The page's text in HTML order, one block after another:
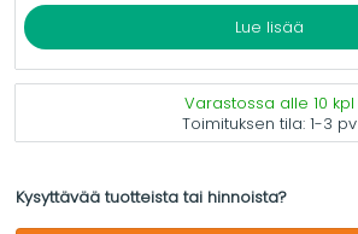
Lue lisää
Varastossa alle 10 kpl
Toimituksen tila:1-3 pv
Kysyttävää tuotteista tai hinnoista?